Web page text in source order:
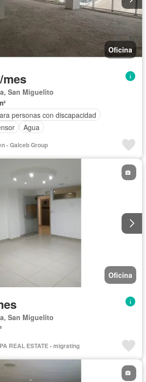
Oficina
mes
San Miguelito
personas con discapacidad
Agua
- Galceb Group
Oficina
San Miguelito
REAL ESTATE - migrating